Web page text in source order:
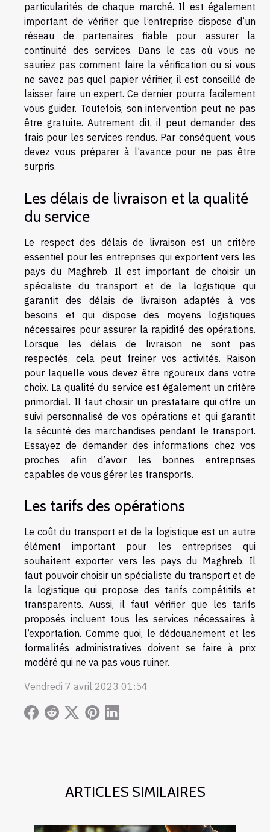
ARTICLES SIMILAIRES
particularités de chaque marché. Il est également
important de vérifier que l’entreprise dispose d’un
réseau de partenaires fiable pour assurer la
continuité des services. Dans le cas où vous ne
sauriez pas comment faire la vérification ou si vous
ne savez pas quel papier vérifier, il est conseillé de
laisser faire un expert. Ce dernier pourra facilement
vous guider. Toutefois, son intervention peut ne pas
être gratuite. Autrement dit, il peut demander des
frais pour les services rendus. Par conséquent, vous
devez vous préparer à l’avance pour ne pas être
surpris.
Les délais de livraison et la qualité
du service
Le respect des délais de livraison est un critère
essentiel pour les entreprises qui exportent vers les
pays du Maghreb. Il est important de choisir un
spécialiste du transport et de la logistique qui
garantit des délais de livraison adaptés à vos
besoins et qui dispose des moyens logistiques
nécessaires pour assurer la rapidité des opérations.
Lorsque les délais de livraison ne sont pas
respectés, cela peut freiner vos activités. Raison
pour laquelle vous devez être rigoureux dans votre
choix. La qualité du service est également un critère
primordial. Il faut choisir un prestataire qui offre un
suivi personnalisé de vos opérations et qui garantit
la sécurité des marchandises pendant le transport.
Essayez de demander des informations chez vos
proches afin d’avoir les bonnes entreprises
capables de vous gérer les transports.
Les tarifs des opérations
Le coût du transport et de la logistique est un autre
élément important pour les entreprises qui
souhaitent exporter vers les pays du Maghreb. Il
faut pouvoir choisir un spécialiste du transport et de
la logistique qui propose des tarifs compétitifs et
transparents. Aussi, il faut vérifier que les tarifs
proposés incluent tous les services nécessaires à
l’exportation. Comme quoi, le dédouanement et les
formalités administratives doivent se faire à prix
modéré qui ne va pas vous ruiner.
Vendredi 7 avril 2023 01:54